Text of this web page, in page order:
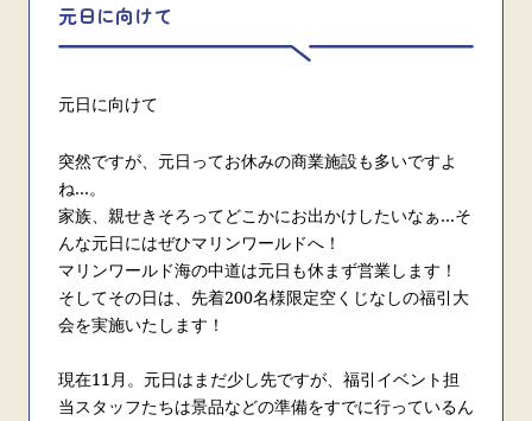
元日に向けて
元日に向けて
突然ですが、元日ってお休みの商業施設も多いですよ
ね…。
家族、親せきそろってどこかにお出かけしたいなぁ…そ
んな元日にはぜひマリンワールドへ！
マリンワールド海の中道は元日も休まず営業します！
そしてその日は、先着200名様限定空くじなしの福引大
会を実施いたします！
現在11月。元日はまだ少し先ですが、福引イベント担
当スタッフたちは景品などの準備をすでに行っているん